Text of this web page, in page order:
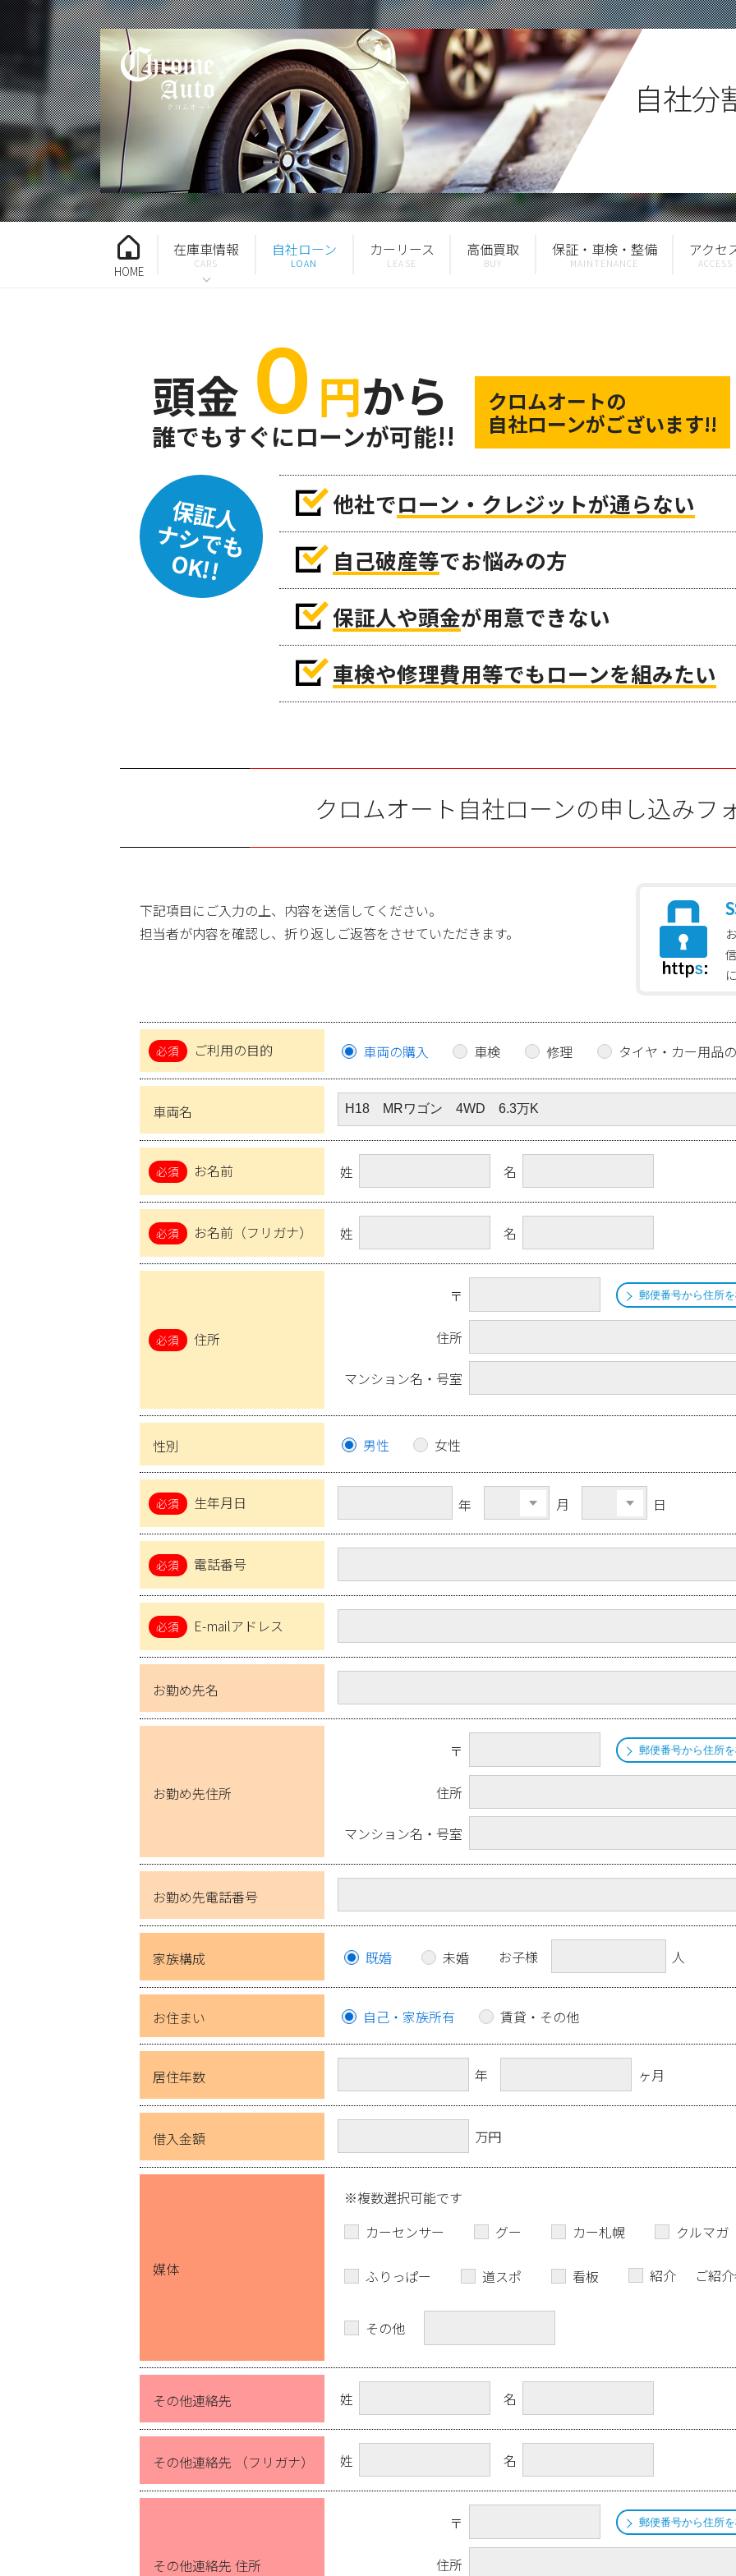
自社分
HOME
在庫車情報 自社ローン カーリース 高価買取 保証・車検・整備 アクセ
頭金 ０ 円から
誰でもすぐにローンが可能!!
クロムオートの
自社ローンがございます!!
保証人
ナシでも
OK!!
他社でローン・クレジットが通らない
自己破産等でお悩みの方
保証人や頭金が用意できない
車検や修理費用等でもローンを組みたい
クロムオート自社ローンの申し込みフ
下記項目にご入力の上、内容を送信してください。
担当者が内容を確認し、折り返しご返答をさせていただきます。
ご利用の目的 車両の購入 車検 修理 タイヤ・カー用品
車両名
お名前 姓 名
お名前（フリガナ） 姓 名
住所
〒 郵便番号から住所
住所
マンション名・号室
性別 男性 女性
生年月日 年 月 日
電話番号
E-mailアドレス
お勤め先名
お勤め先住所
〒 郵便番号から住所
住所
マンション名・号室
お勤め先電話番号
家族構成 既婚 未婚 お子様 人
お住まい 自己・家族所有 賃貸・その他
居住年数 年 ヶ月
借入金額 万円
媒体
※複数選択可能です
カーセンサー
グー カー札幌 クルマガ
ふりっぱー 道スポ 看板 紹介 ご紹
その他
その他連絡先 姓 名
その他連絡先 （フリガナ） 姓 名
その他連絡先 住所
〒 郵便番号から住所
住所